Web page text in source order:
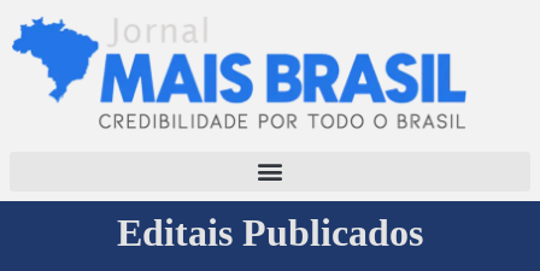
Editais Publicados